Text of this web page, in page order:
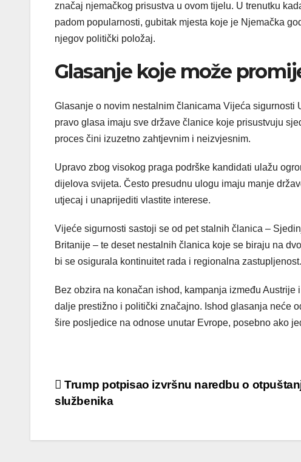
značaj njemačkog prisustva u ovom tijelu. U trenutku
padom popularnosti, gubitak mjesta koje je Njemačka
njegov politički položaj.
Glasanje koje može
Glasanje o novim nestalnim članicama Vijeća
pravo glasa imaju sve države članice koje prisustvuju
proces čini izuzetno zahtjevnim i neizvjesnim.
Upravo zbog visokog praga podrške kandidati ulažu
dijelova svijeta. Često presudnu ulogu imaju manje
utjecaj i unaprijediti vlastite interese.
Vijeće sigurnosti sastoji se od pet stalnih članica –
Britanije – te deset nestalnih članica koje se biraju na
bi se osigurala kontinuitet rada i regionalna zastupljenost.
Bez obzira na konačan ishod, kampanja između
dalje prestižno i politički značajno. Ishod glasanja neće
šire posljedice na odnose unutar Evrope, posebno ako
Post
Trump potpisao izvršnu naredbu o
službenika